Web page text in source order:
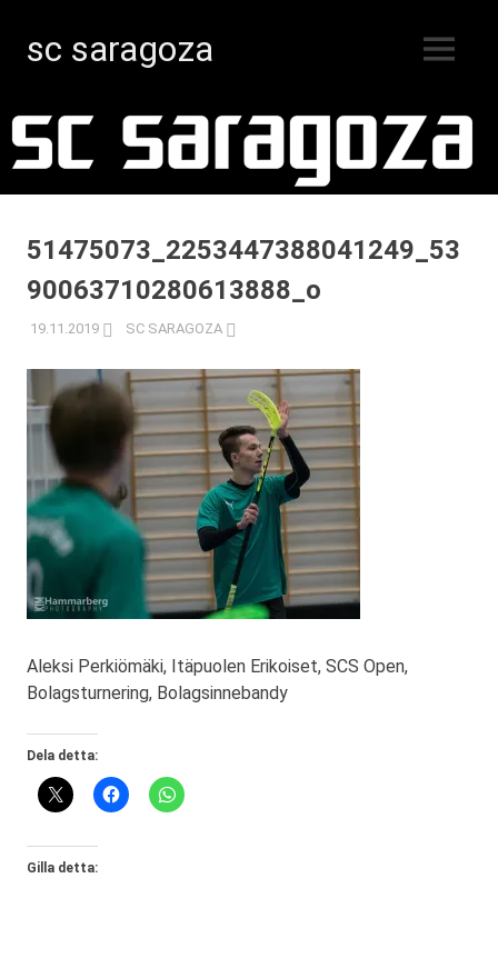
innehåll
sc saragoza
Kristinestad
sedan
MENY
51475073_2253447388041249_53
90063710280613888_o
19.11.2019 SC SARAGOZA
Aleksi Perkiömäki, Itäpuolen Erikoiset, SCS Open,
Bolagsturnering, Bolagsinnebandy
Dela detta:
Gilla detta: